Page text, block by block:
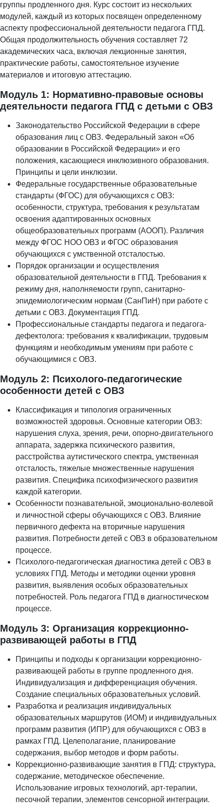
группы продленного дня. Курс состоит из нескольких
модулей, каждый из которых посвящен определенному
аспекту профессиональной деятельности педагога ГПД.
Общая продолжительность обучения составляет 72
академических часа, включая лекционные занятия,
практические работы, самостоятельное изучение
материалов и итоговую аттестацию.
Модуль 1: Нормативно-правовые основы
деятельности педагога ГПД с детьми с ОВЗ
Законодательство Российской Федерации в сфере
образования лиц с ОВЗ. Федеральный закон «Об
образовании в Российской Федерации» и его
положения, касающиеся инклюзивного образования.
Принципы и цели инклюзии.
Федеральные государственные образовательные
стандарты (ФГОС) для обучающихся с ОВЗ:
особенности, структура, требования к результатам
освоения адаптированных основных
общеобразовательных программ (АООП). Различия
между ФГОС НОО ОВЗ и ФГОС образования
обучающихся с умственной отсталостью.
Порядок организации и осуществления
образовательной деятельности в ГПД. Требования к
режиму дня, наполняемости групп, санитарно-
эпидемиологическим нормам (СанПиН) при работе с
детьми с ОВЗ. Документация ГПД.
Профессиональные стандарты педагога и педагога-
дефектолога: требования к квалификации, трудовым
функциям и необходимым умениям при работе с
обучающимися с ОВЗ.
Модуль 2: Психолого-педагогические
особенности детей с ОВЗ
Классификация и типология ограниченных
возможностей здоровья. Основные категории ОВЗ:
нарушения слуха, зрения, речи, опорно-двигательного
аппарата, задержка психического развития,
расстройства аутистического спектра, умственная
отсталость, тяжелые множественные нарушения
развития. Специфика психофизического развития
каждой категории.
Особенности познавательной, эмоционально-волевой
и личностной сферы обучающихся с ОВЗ. Влияние
первичного дефекта на вторичные нарушения
развития. Потребности детей с ОВЗ в образовательном
процессе.
Психолого-педагогическая диагностика детей с ОВЗ в
условиях ГПД. Методы и методики оценки уровня
развития, выявления особых образовательных
потребностей. Роль педагога ГПД в диагностическом
процессе.
Модуль 3: Организация коррекционно-
развивающей работы в ГПД
Принципы и подходы к организации коррекционно-
развивающей работы в группе продленного дня.
Индивидуализация и дифференциация обучения.
Создание специальных образовательных условий.
Разработка и реализация индивидуальных
образовательных маршрутов (ИОМ) и индивидуальных
программ развития (ИПР) для обучающихся с ОВЗ в
рамках ГПД. Целеполагание, планирование
содержания, выбор методов и форм работы.
Коррекционно-развивающие занятия в ГПД: структура,
содержание, методическое обеспечение.
Использование игровых технологий, арт-терапии,
песочной терапии, элементов сенсорной интеграции.